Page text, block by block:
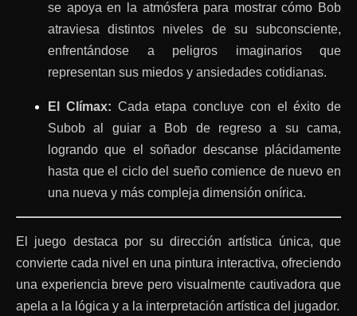
se apoya en la atmósfera para mostrar cómo Bob
atraviesa distintos niveles de su subconsciente,
enfrentándose a peligros imaginarios que
representan sus miedos y ansiedades cotidianas.
El Clímax: Cada etapa concluye con el éxito de
Subob al guiar a Bob de regreso a su cama,
logrando que el soñador descanse plácidamente
hasta que el ciclo del sueño comience de nuevo en
una nueva y más compleja dimensión onírica.
El juego destaca por su dirección artística única, que
convierte cada nivel en una pintura interactiva, ofreciendo
una experiencia breve pero visualmente cautivadora que
apela a la lógica y a la interpretación artística del jugador.